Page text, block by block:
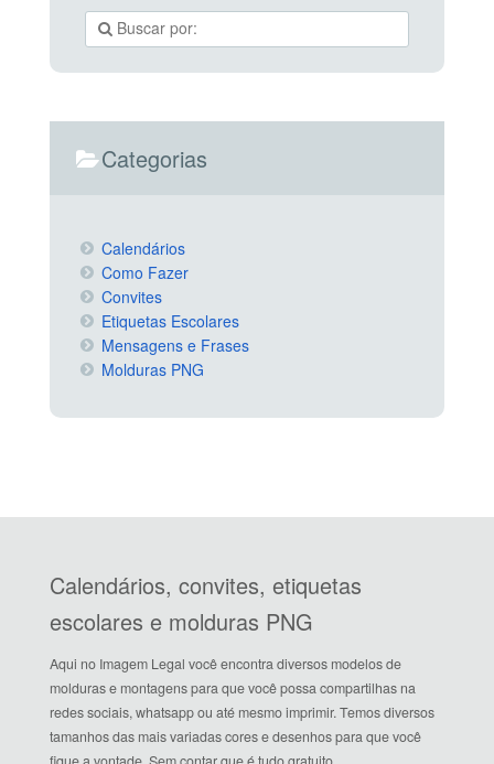
Categorias
Calendários
Como Fazer
Convites
Etiquetas Escolares
Mensagens e Frases
Molduras PNG
Calendários, convites, etiquetas
escolares e molduras PNG
Aqui no Imagem Legal você encontra diversos modelos de
molduras e montagens para que você possa compartilhas na
redes sociais, whatsapp ou até mesmo imprimir. Temos diversos
tamanhos das mais variadas cores e desenhos para que você